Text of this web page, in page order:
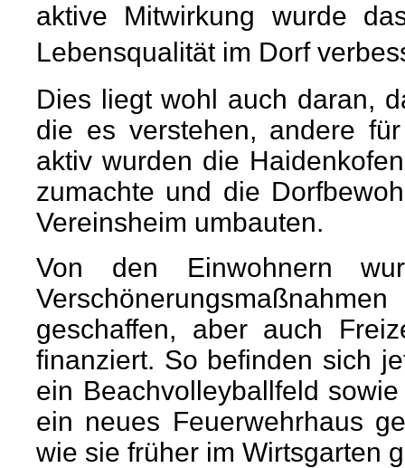
aktive Mitwirkung wurde
Lebensqualität im Dorf
Dies liegt wohl auch daran,
die es verstehen, andere
aktiv wurden die
zumachte und die
Vereinsheim umbauten.
Von den Einwohnern
geschaffen, aber auch
finanziert. So befinden sich
ein Beachvolleyballfeld
ein neues Feuerwehrhaus
wie sie früher im Wirtsgarten